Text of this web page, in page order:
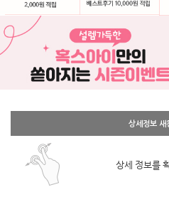
상세정보 새
상세 정보를